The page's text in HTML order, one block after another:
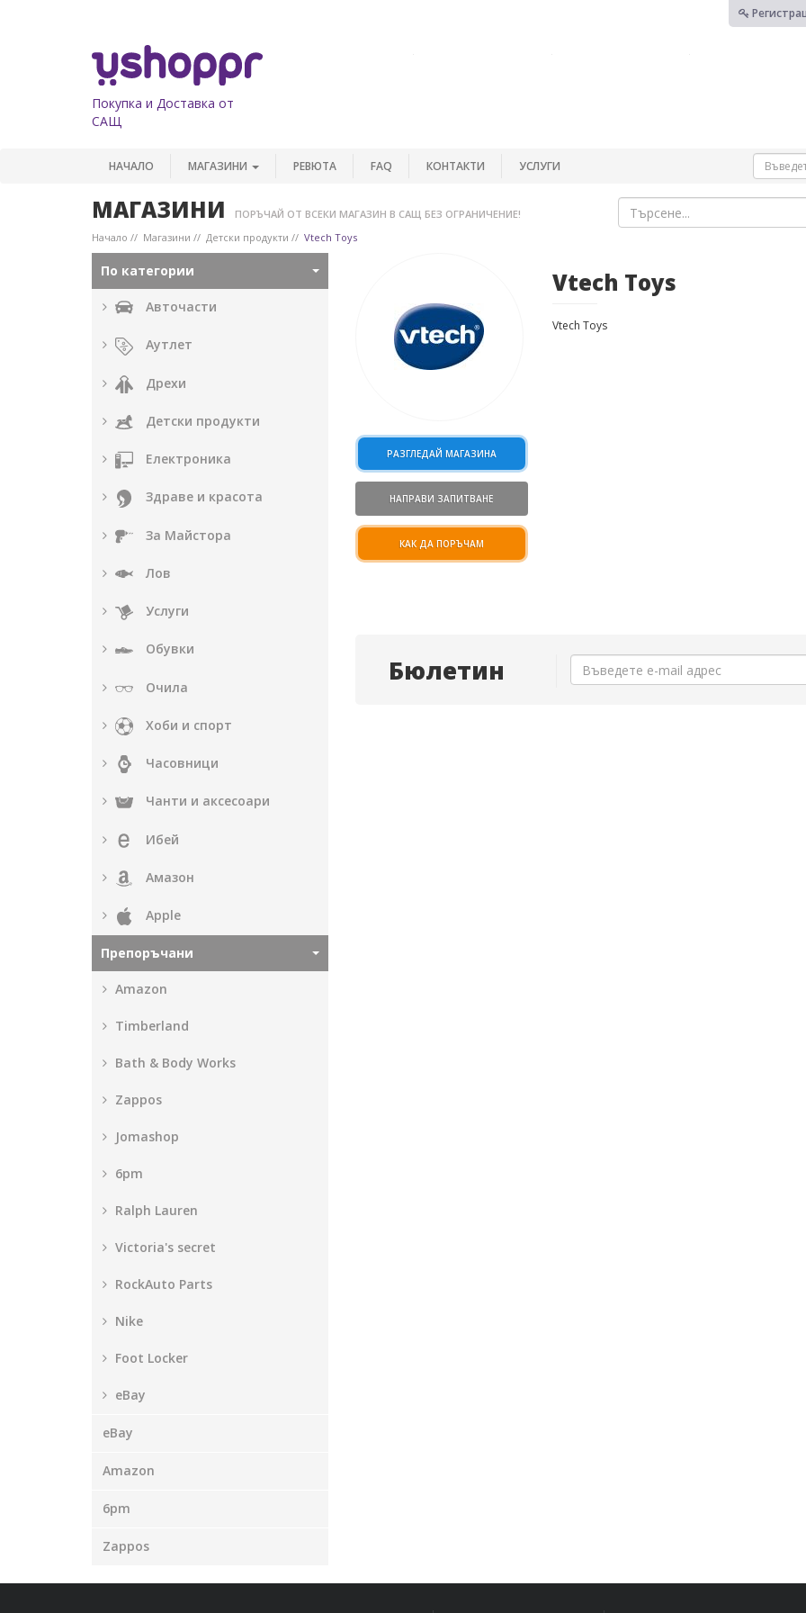
Покупка и Доставка от
САЩ
НАЧАЛО МАГАЗИНИ РЕВЮТА FAQ КОНТАКТИ УСЛУГИ
МАГАЗИНИ
ПОРЪЧАЙ ОТ ВСЕКИ МАГАЗИН В САЩ БЕЗ ОГРАНИЧЕНИЕ!
Начало
Магазини Детски продукти Vtech Toys
По категории
Авточасти
Аутлет
Дрехи
Детски продукти
Електроника
Здраве и красота
За Майстора
Лов
Услуги
Обувки
Очила
Хоби и спорт
Часовници
Чанти и аксесоари
Ибей
Амазон
Apple
Препоръчани
Amazon
Timberland
Bath & Body Works
Zappos
Jomashop
6pm
Ralph Lauren
Victoria's secret
RockAuto Parts
Nike
Foot Locker
eBay
eBay
Amazon
6pm
Zappos
РАЗГЛЕДАЙ МАГАЗИНА
НАПРАВИ ЗАПИТВАНЕ
КАК ДА ПОРЪЧАМ
Vtech Toys
Vtech Toys
Бюлетин